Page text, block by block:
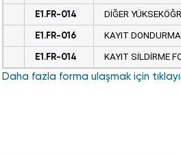
E1.FR-014 DİĞER
E1.FR-016 KAYIT
E1.FR-014 KAYIT SİLDİRME
Daha fazla forma ulaşmak için